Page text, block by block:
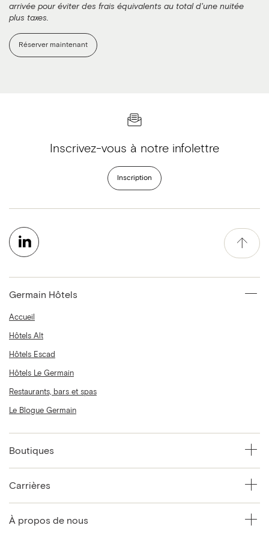
arrivée pour éviter des frais équivalents au total d'une nuitée
plus taxes.
Réserver maintenant
Inscrivez-vous à notre infolettre
Inscription
Germain Hôtels
Accueil
Hôtels Alt
Hôtels Escad
Hôtels Le Germain
Restaurants, bars et spas
Le Blogue Germain
Boutiques
Carrières
À propos de nous